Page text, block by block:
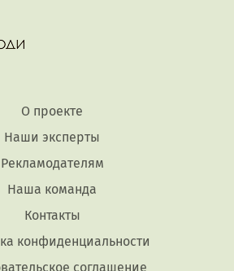
О проекте
Наши эксперты
Рекламодателям
Наша команда
Контакты
конфиденциальности
соглашение